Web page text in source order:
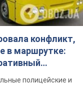
конфликт,
в маршрутке:
полицейские и